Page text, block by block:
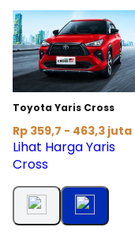
Toyota Yaris Cross
Rp 359,7 - 463,3 juta
Lihat Harga Yaris
Cross